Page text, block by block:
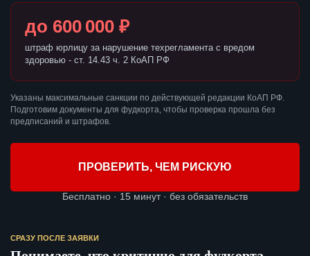
до 600 000 ₽
штраф юрлицу за нарушение техрегламента с вредом
здоровью - ст. 14.43 ч. 2 КоАП РФ
Указаны максимальные санкции по действующей редакции КоАП РФ.
Подготовим документы для фудкорта, чтобы проверка прошла без
предписаний и штрафов.
ПРОВЕРИТЬ, ЧЕМ РИСКУЮ
Бесплатно · 15 минут · без обязательств
СРАЗУ ПОСЛЕ ЗАЯВКИ